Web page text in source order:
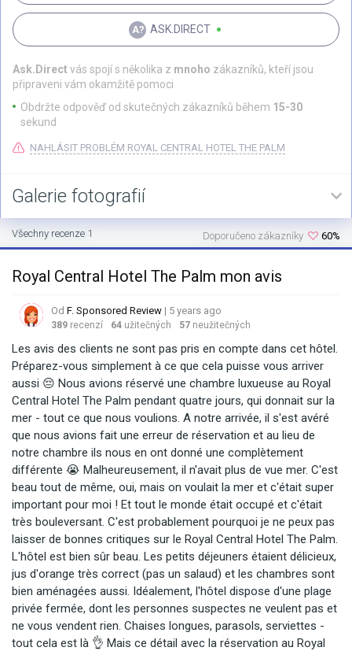
ASK.DIRECT
Ask.Direct vás spojí s několika z mnoho zákazníků, kteří jsou
připraveni vám okamžitě pomoci
Obdržte odpověď od skutečných zákazníků během 15-30
sekund
NAHLÁSIT PROBLÉM ROYAL CENTRAL HOTEL THE PALM
Galerie fotografií
Všechny recenze 1 60%
Doporučeno zákazníky
Royal Central Hotel The Palm mon avis
Od F. Sponsored Review | 5 years ago
389 recenzí 64 užitečných 57 neužitečných
Les avis des clients ne sont pas pris en compte dans cet hôtel.
Préparez-vous simplement à ce que cela puisse vous arriver
aussi 😔 Nous avions réservé une chambre luxueuse au Royal
Central Hotel The Palm pendant quatre jours, qui donnait sur la
mer - tout ce que nous voulions. A notre arrivée, il s'est avéré
que nous avions fait une erreur de réservation et au lieu de
notre chambre ils nous en ont donné une complètement
différente 😭 Malheureusement, il n'avait plus de vue mer. C'est
beau tout de même, oui, mais on voulait la mer et c'était super
important pour moi ! Et tout le monde était occupé et c'était
très bouleversant. C'est probablement pourquoi je ne peux pas
laisser de bonnes critiques sur le Royal Central Hotel The Palm.
L'hôtel est bien sûr beau. Les petits déjeuners étaient délicieux,
jus d'orange très correct (pas un salaud) et les chambres sont
bien aménagées aussi. Idéalement, l'hôtel dispose d'une plage
privée fermée, dont les personnes suspectes ne veulent pas et
ne vous vendent rien. Chaises longues, parasols, serviettes -
tout cela est là 👌 Mais ce détail avec la réservation au Royal